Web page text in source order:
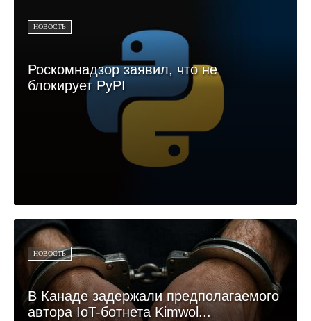
НОВОСТЬ
Роскомнадзор заявил, что не
блокирует PyPI
НОВОСТЬ
В Канаде задержали предполагаемого
автора IoT-ботнета Kimwol...